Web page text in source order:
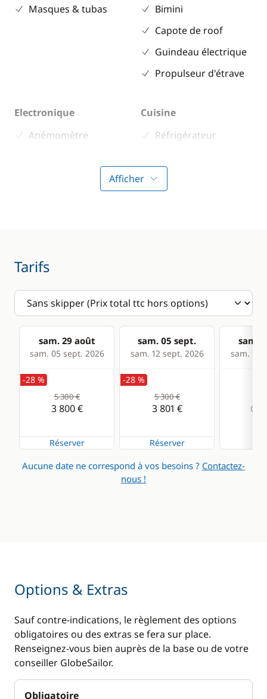
Masques & tubas
Bimini
Capote de roof
Guindeau électrique
Propulseur d'étrave
Electronique
Anémomètre
VHF
Cuisine
Réfrigérateur
Confort
Panneaux solaires
Afficher
Tarifs
sam. 29 août
sam. 05 sept. 2026
sam. 05 sept.
sam. 12 sept. 2026
sam.
sam. 19
-28 %
5 300 €
3 800 €
Réserver
-28 %
5 300 €
3 801 €
Réserver
Aucune date ne correspond à vos besoins ? Contactez-
nous !
Options & Extras
Sauf contre-indications, le règlement des options
obligatoires ou des extras se fera sur place.
Renseignez-vous bien auprès de la base ou de votre
conseiller GlobeSailor.
Obligatoire